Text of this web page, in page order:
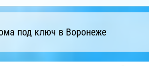
под ключ в Воронеже